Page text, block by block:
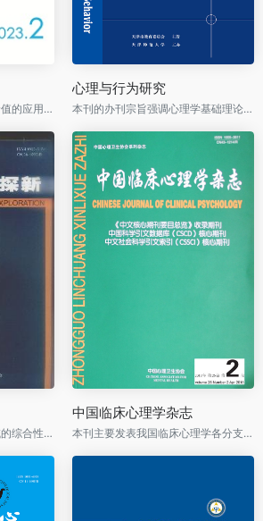
对心理学各领域具有重要价值的应用性研究成果进行刊登，尤其优先刊登人格与社会心理方面的学术研究成果。
心理与行为研究
本刊的办刊宗旨强调心理学基础理论研究与应用研究并重，促进心理学研究成果解决现实问题，提高我国心理科学的研究水平，推动我国心理科学走向世界。
该刊是我国心理学专业领域的综合性学术期刊之一
中国临床心理学杂志
本刊主要发表我国临床心理学各分支学科的原创性研究报告以及反映国内外临床心理学研究热点及动态的综述等。